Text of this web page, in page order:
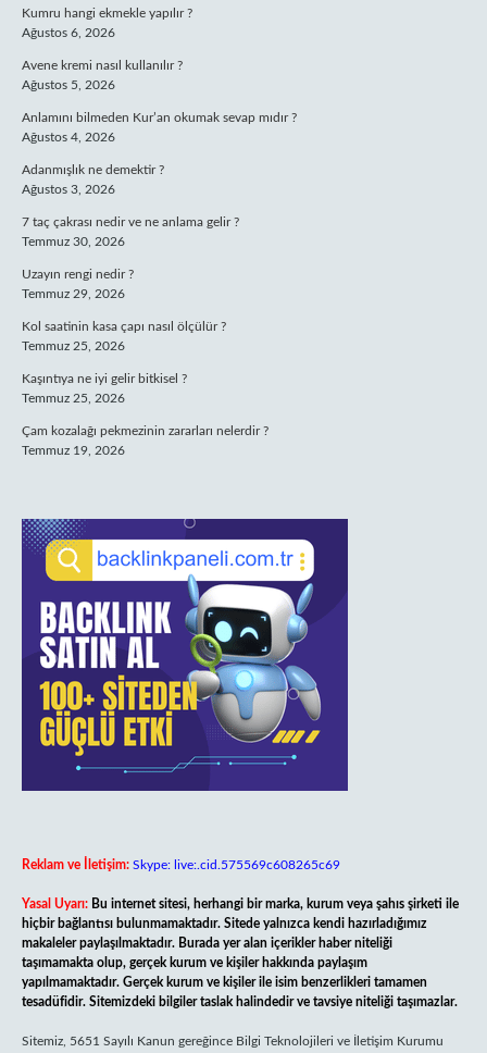
Kumru hangi ekmekle yapılır ?
Ağustos 6, 2026
Avene kremi nasıl kullanılır ?
Ağustos 5, 2026
Anlamını bilmeden Kur’an okumak sevap mıdır ?
Ağustos 4, 2026
Adanmışlık ne demektir ?
Ağustos 3, 2026
7 taç çakrası nedir ve ne anlama gelir ?
Temmuz 30, 2026
Uzayın rengi nedir ?
Temmuz 29, 2026
Kol saatinin kasa çapı nasıl ölçülür ?
Temmuz 25, 2026
Kaşıntıya ne iyi gelir bitkisel ?
Temmuz 25, 2026
Çam kozalağı pekmezinin zararları nelerdir ?
Temmuz 19, 2026
Reklam ve İletişim: Skype: live:.cid.575569c608265c69
Yasal Uyarı: Bu internet sitesi, herhangi bir marka, kurum veya şahıs şirketi ile
hiçbir bağlantısı bulunmamaktadır. Sitede yalnızca kendi hazırladığımız
makaleler paylaşılmaktadır. Burada yer alan içerikler haber niteliği
taşımamakta olup, gerçek kurum ve kişiler hakkında paylaşım
yapılmamaktadır. Gerçek kurum ve kişiler ile isim benzerlikleri tamamen
tesadüfidir. Sitemizdeki bilgiler taslak halindedir ve tavsiye niteliği taşımazlar.
Sitemiz, 5651 Sayılı Kanun gereğince Bilgi Teknolojileri ve İletişim Kurumu